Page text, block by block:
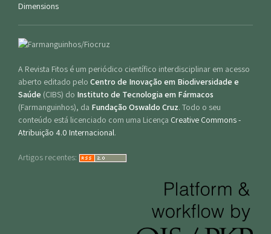
Dimensions
A Revista Fitos é um periódico científico interdisciplinar em acesso
aberto editado pelo Centro de Inovação em Biodiversidade e
Saúde (CIBS) do Instituto de Tecnologia em Fármacos
(Farmanguinhos), da Fundação Oswaldo Cruz. Todo o seu
conteúdo está licenciado com uma Licença Creative Commons -
Atribuição 4.0 Internacional.
Artigos recentes: